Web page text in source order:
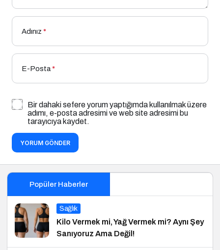
Adınız *
E-Posta*
Bir dahaki sefere yorum yaptığımda kullanılmak üzere
adımı, e-posta adresimi ve web site adresimi bu
tarayıcıya kaydet.
YORUM GÖNDER
Popüler Haberler
Sağlık
Kilo Vermek mi, Yağ Vermek mi? Aynı Şey
Sanıyoruz Ama Değil!